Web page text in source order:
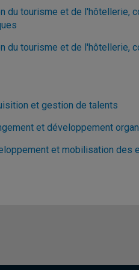
du tourisme et de l'hôtellerie,
du tourisme et de l'hôtellerie,
et gestion de talents
et développement
et mobilisation des